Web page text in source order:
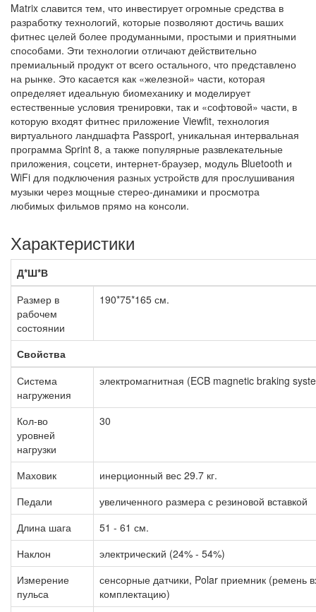
Matrix славится тем, что инвестирует огромные средства в
разработку технологий, которые позволяют достичь ваших
фитнес целей более продуманными, простыми и приятными
способами. Эти технологии отличают действительно
премиальный продукт от всего остального, что представлено
на рынке. Это касается как «железной» части, которая
определяет идеальную биомеханику и моделирует
естественные условия тренировки, так и «софтовой» части, в
которую входят фитнес приложение Viewfit, технология
виртуального ландшафта Passport, уникальная интервальная
программа Sprint 8, а также популярные развлекательные
приложения, соцсети, интернет-браузер, модуль Bluetooth и
WiFi для подключения разных устройств для прослушивания
музыки через мощные стерео-динамики и просмотра
любимых фильмов прямо на консоли.
Характеристики
Д*Ш*В
Размер в
рабочем
состоянии
190*75*165 см.
Свойства
Система
нагружения
электромагнитная (ECB magnetic braking
Кол-во
уровней
нагрузки
30
Маховик
инерционный вес 29.7 кг.
Педали
увеличенного размера с резиновой вставкой
Длина шага
51 - 61 см.
Наклон
электрический (24% - 54%)
Измерение
пульса
сенсорные датчики, Polar приемник (ремень
комплектацию)